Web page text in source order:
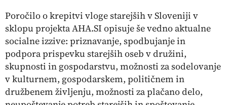
Poročilo o krepitvi vloge starejših v Sloveniji v
sklopu projekta AHA.SI opisuje še vedno aktualne
socialne izzive: priznavanje, spodbujanje in
podpora prispevku starejših oseb v družini,
skupnosti in gospodarstvu, možnosti za sodelovanje
v kulturnem, gospodarskem, političnem in
družbenem življenju, možnosti za plačano delo,